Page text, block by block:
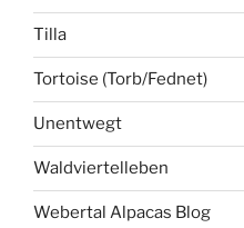
Tilla
Tortoise (Torb/Fednet)
Unentwegt
Waldviertelleben
Webertal Alpacas Blog